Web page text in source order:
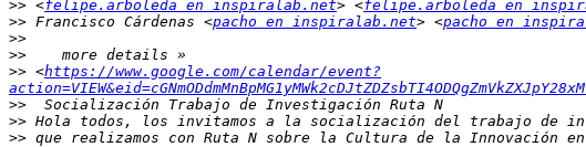
>> <felipe.arboleda en inspiralab.net> <felipe.arboleda en
>> Francisco Cárdenas <pacho en inspiralab.net> <pacho en
>>
>>
>> <https://www.google.com/calendar/event?
>>
>>
>>